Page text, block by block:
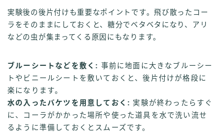
実験後の後片付けも重要なポイントです。飛び散ったコー
ラをそのままにしておくと、糖分でベタベタになり、アリ
などの虫が集まってくる原因にもなります。
ブルーシートなどを敷く: 事前に地面に大きなブルーシー
トやビニールシートを敷いておくと、後片付けが格段に
楽になります。
水の入ったバケツを用意しておく: 実験が終わったらすぐ
に、コーラがかかった場所や使った道具を水で洗い流せ
るように準備しておくとスムーズです。